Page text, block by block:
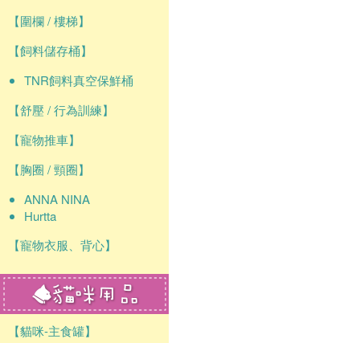
【圍欄 / 樓梯】
【飼料儲存桶】
TNR飼料真空保鮮桶
【舒壓 / 行為訓練】
【寵物推車】
【胸圈 / 頸圈】
ANNA NINA
Hurtta
【寵物衣服、背心】
【貓咪-主食罐】